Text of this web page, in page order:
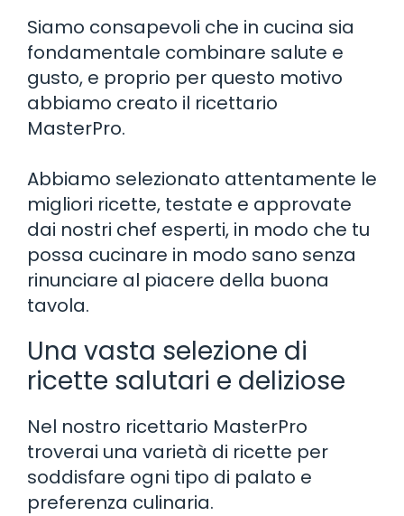
Siamo consapevoli che in cucina sia
fondamentale combinare salute e
gusto, e proprio per questo motivo
abbiamo creato il ricettario
MasterPro.
Abbiamo selezionato attentamente le
migliori ricette, testate e approvate
dai nostri chef esperti, in modo che tu
possa cucinare in modo sano senza
rinunciare al piacere della buona
tavola.
Una vasta selezione di
ricette salutari e deliziose
Nel nostro ricettario MasterPro
troverai una varietà di ricette per
soddisfare ogni tipo di palato e
preferenza culinaria.